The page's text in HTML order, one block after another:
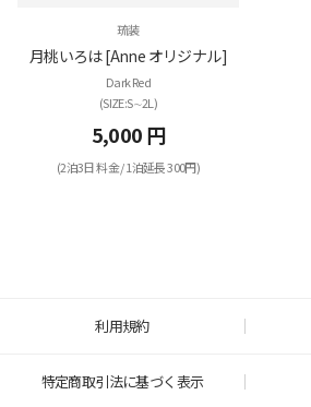
琉装
月桃いろは [Anne オリジナル]
Dark Red
(SIZE:S∼2Ⅼ)
5,000 円
(2泊3日 料金 / 1泊延長 300円)
利用規約
特定商取引法に基づく表示